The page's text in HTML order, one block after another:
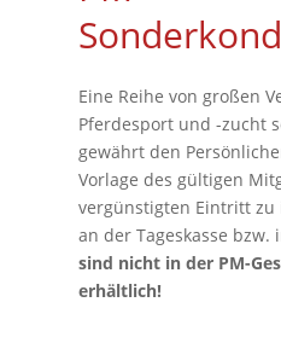
Eine Reihe von großen
Pferdesport und -zucht
gewährt den
Vorlage des gültigen
vergünstigten Eintritt
an der Tageskasse bzw.
sind nicht in der PM-
erhältlich!